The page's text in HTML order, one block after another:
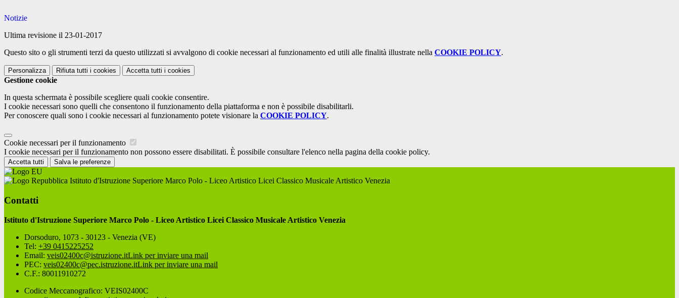
Notizie
Ultima revisione il 23-01-2017
Questo sito o gli strumenti terzi da questo utilizzati si avvalgono di cookie necessari al funzionamento ed utili alle finalità illustrate nella COOKIE POLICY.
Personalizza Rifiuta tutti i cookies Accetta tutti i cookies
Gestione cookie
In questa schermata è possibile scegliere quali cookie consentire.
I cookie necessari sono quelli che consentono il funzionamento della piattaforma e non è possibile disabilitarli.
Per conoscere quali sono i cookie necessari al funzionamento potete visionare la COOKIE POLICY.
Cookie necessari per il funzionamento
I cookie necessari per il funzionamento non possono essere disabilitati. È possibile consultare l'elenco nella pagina della cookie policy.
Accetta tutti Salva le preferenze
Istituto d'Istruzione Superiore Marco Polo - Liceo Artistico Licei Classico Musicale Artistico Venezia
Contatti
Istituto d'Istruzione Superiore Marco Polo - Liceo Artistico Licei Classico Musicale Artistico Venezia
Dorsoduro, 1073 - 30123 - Venezia (VE)
Tel: +39 0415225252
Email: veis02400c@istruzione.itLink per inviare una mail
PEC: veis02400c@pec.istruzione.itLink per inviare una mail
C.F.: 80011910272
Codice Meccanografico: VEIS02400C